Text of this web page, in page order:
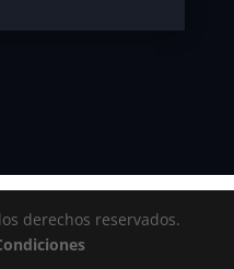
derechos reservados.